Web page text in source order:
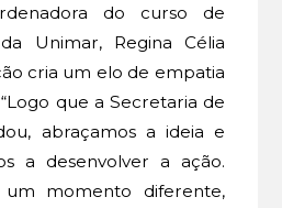
do curso de
Unimar, Regina Célia
cria um elo de empatia
que a Secretaria de
abraçamos a ideia e
a desenvolver a ação.
um momento diferente,